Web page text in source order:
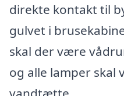
direkte kontakt til
gulvet i
skal der være
og alle lamper